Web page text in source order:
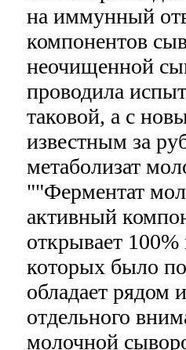
на иммунный
компонентов
неочищенной
проводила
таковой, а с
известным за
метаболизат
""Ферментат
активный
открывает
которых было
обладает рядом
отдельного
молочной